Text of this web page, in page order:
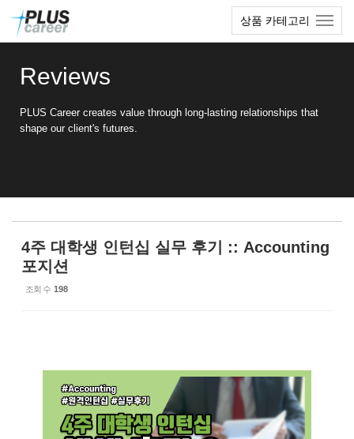
상품 카테고리
Reviews
PLUS Career creates value through long-lasting relationships that
shape our client's futures.
4주 대학생 인턴십 실무 후기 :: Accounting
포지션
조회 수 198